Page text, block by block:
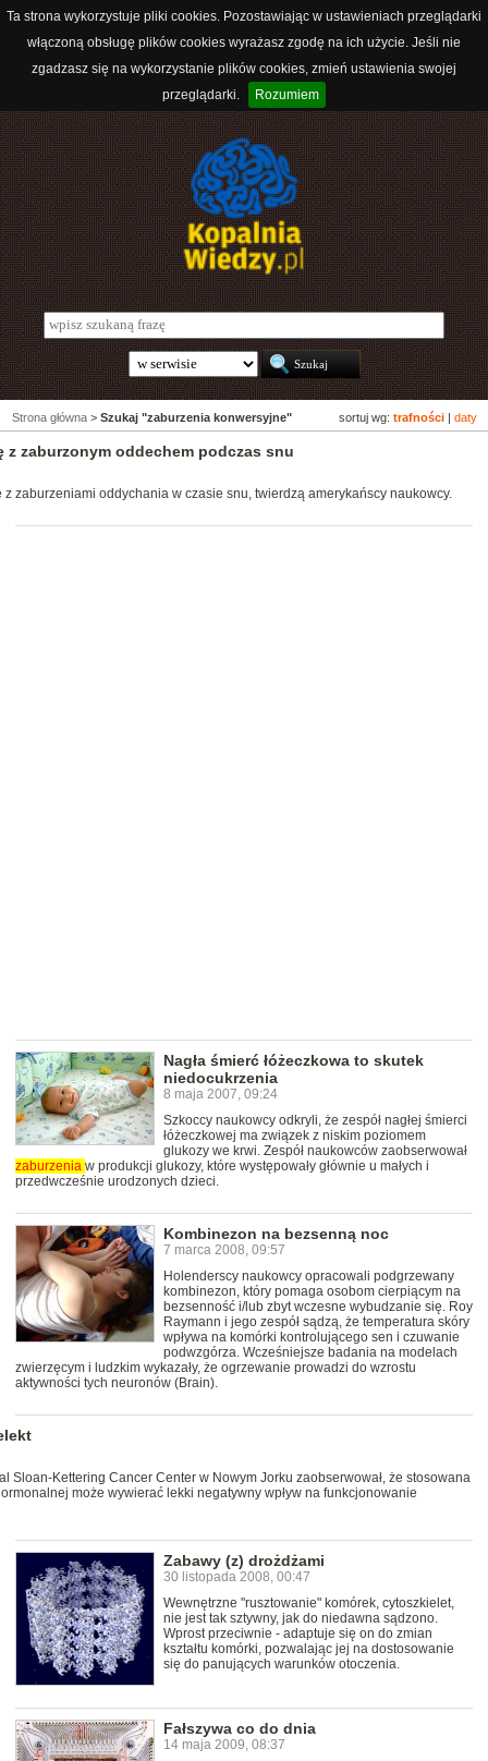
Ta strona wykorzystuje pliki cookies. Pozostawiając w ustawieniach przeglądarki
włączoną obsługę plików cookies wyrażasz zgodę na ich użycie. Jeśli nie
zgadzasz się na wykorzystanie plików cookies, zmień ustawienia swojej
przeglądarki.
Rozumiem
sortuj wg: trafności daty
Strona główna > Szukaj "zaburzenia konwersyjne"
zaburzonym oddechem podczas snu
zaburzeniami oddychania w czasie snu, twierdzą amerykańscy naukowcy.
Nagła śmierć łóżeczkowa to skutek
niedocukrzenia
8 maja 2007, 09:24
Szkoccy naukowcy odkryli, że zespół nagłej śmierci
łóżeczkowej ma związek z niskim poziomem
glukozy we krwi. Zespół naukowców zaobserwował
zaburzenia w produkcji glukozy, które występowały głównie u małych i
przedwcześnie urodzonych dzieci.
Kombinezon na bezsenną noc
7 marca 2008, 09:57
Holenderscy naukowcy opracowali podgrzewany
kombinezon, który pomaga osobom cierpiącym na
bezsenność i/lub zbyt wczesne wybudzanie się. Roy
Raymann i jego zespół sądzą, że temperatura skóry
wpływa na komórki kontrolującego sen i czuwanie
podwzgórza. Wcześniejsze badania na modelach
zwierzęcym i ludzkim wykazały, że ogrzewanie prowadzi do wzrostu
aktywności tych neuronów (Brain).
Sloan-Kettering Cancer Center w Nowym Jorku zaobserwował, że stosowana
może wywierać lekki negatywny wpływ na funkcjonowanie
Zabawy (z) drożdżami
30 listopada 2008, 00:47
Wewnętrzne "rusztowanie" komórek, cytoszkielet,
nie jest tak sztywny, jak do niedawna sądzono.
Wprost przeciwnie - adaptuje się on do zmian
kształtu komórki, pozwalając jej na dostosowanie
się do panujących warunków otoczenia.
Fałszywa co do dnia
14 maja 2009, 08:37